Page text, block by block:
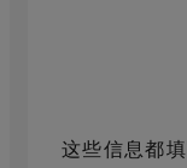
这些信息都